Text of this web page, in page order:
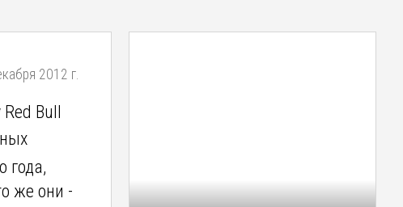
2012 г.
Bull
года,
же они -